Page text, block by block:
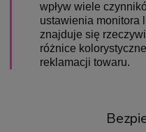
wpływ wiele
ustawienia monitora
znajduje się
różnice
reklamacji towaru.